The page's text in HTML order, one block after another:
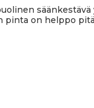
pinta on helppo